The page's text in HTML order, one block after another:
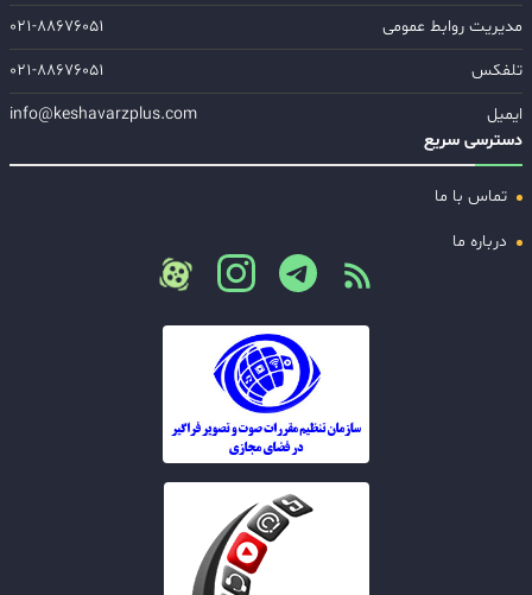
مدیریت روابط عمومی
۰۲۱-۸۸۶۷۶۰۵۱
تلفکس
۰۲۱-۸۸۶۷۶۰۵۱
ایمیل
info@keshavarzplus.com
دسترسی سریع
تماس با ما
درباره ما